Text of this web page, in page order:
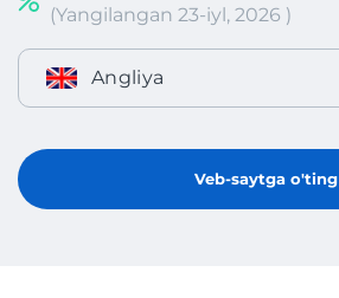
(Yangilangan 23-iyl, 2026 )
Angliya
Veb-saytga o'ting